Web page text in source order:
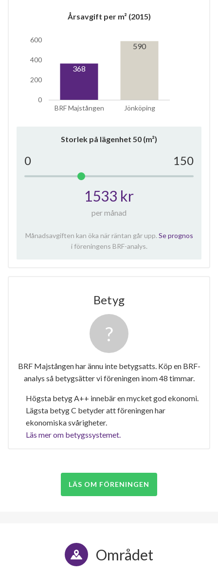
6
lägenheter
Årsavgift per m² (2015)
BRF Majstången Jönköping
0
200
400
600
368
590
Storlek på lägenhet 50 (m²)
0 150
1533 kr
per månad
Månadsavgiften kan öka när räntan går upp. Se prognos
i föreningens BRF-analys.
Betyg
BRF Majstången har ännu inte betygsatts. Köp en BRF-
analys så betygsätter vi föreningen inom 48 timmar.
Högsta betyg A++ innebär en mycket god ekonomi.
Lägsta betyg C betyder att föreningen har
ekonomiska svårigheter.
Läs mer om betygssystemet.
LÄS OM FÖRENINGEN
Området